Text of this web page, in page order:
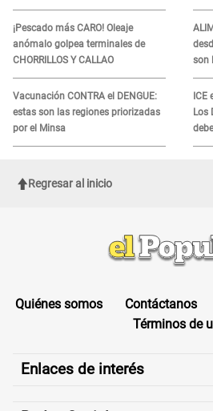
¡Pescado más CARO! Oleaje
anómalo golpea terminales de
CHORRILLOS Y CALLAO
Vacunación CONTRA el DENGUE:
estas son las regiones priorizadas
por el Minsa
son
ICE
Los
Regresar al inicio
Quiénes somos Contáctanos
Términos de
Enlaces de interés